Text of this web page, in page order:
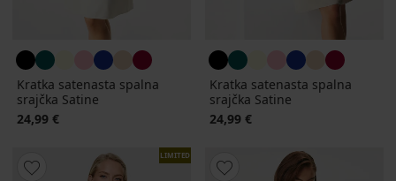
Kratka satenasta spalna
srajčka Satine
24,99 €
Kratka satenasta spalna
srajčka Satine
24,99 €
LIMITED